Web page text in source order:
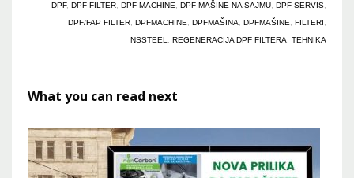
DPF, DPF FILTER, DPF MACHINE, DPF MAŠINE NA SAJMU, DPF SERVIS,
DPF/FAP FILTER, DPFMACHINE, DPFMAŠINA, DPFMAŠINE, FILTERI,
NSSTEEL, REGENERACIJA DPF FILTERA, TEHNIKA
What you can read next